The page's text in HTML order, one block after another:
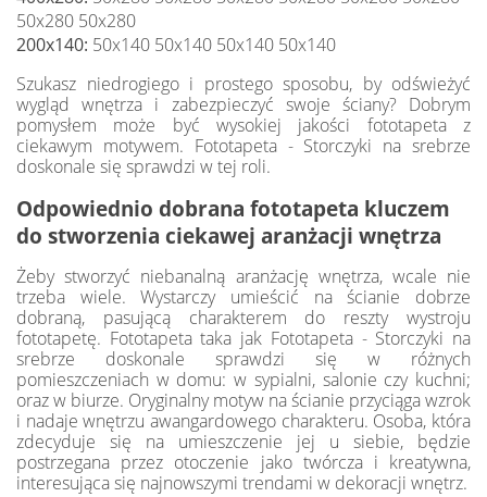
50x280 50x280
200x140: 50x140 50x140 50x140 50x140
Szukasz niedrogiego i prostego sposobu, by odświeżyć
wygląd wnętrza i zabezpieczyć swoje ściany? Dobrym
pomysłem może być wysokiej jakości fototapeta z
ciekawym motywem. Fototapeta - Storczyki na srebrze
doskonale się sprawdzi w tej roli.
Odpowiednio dobrana fototapeta kluczem
do stworzenia ciekawej aranżacji wnętrza
Żeby stworzyć niebanalną aranżację wnętrza, wcale nie
trzeba wiele. Wystarczy umieścić na ścianie dobrze
dobraną, pasującą charakterem do reszty wystroju
fototapetę. Fototapeta taka jak Fototapeta - Storczyki na
srebrze doskonale sprawdzi się w różnych
pomieszczeniach w domu: w sypialni, salonie czy kuchni;
oraz w biurze. Oryginalny motyw na ścianie przyciąga wzrok
i nadaje wnętrzu awangardowego charakteru. Osoba, która
zdecyduje się na umieszczenie jej u siebie, będzie
postrzegana przez otoczenie jako twórcza i kreatywna,
interesująca się najnowszymi trendami w dekoracji wnętrz.